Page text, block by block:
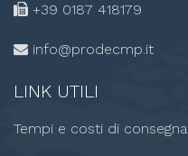
+39 0187 418179
info@prodecmp.it
LINK UTILI
Tempi e costi di consegna